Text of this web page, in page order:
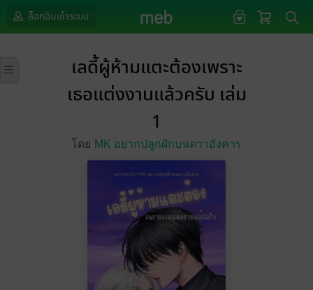
ล็อกอินเข้าระบบ
เลดี้ผู้ห้ามแตะต้องเพราะ
เธอแต่งงานแล้วครับ เล่ม
1
โดย MK อยากปลูกผักบนดาวอังคาร